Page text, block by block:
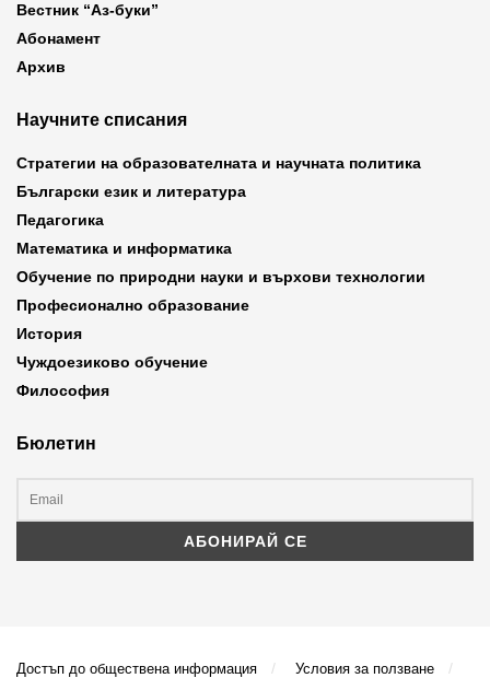
Вестник “Аз-буки”
Абонамент
Архив
Научните списания
Стратегии на образователната и научната политика
Български език и литература
Педагогика
Математика и информатика
Обучение по природни науки и върхови технологии
Професионално образование
История
Чуждоезиково обучение
Философия
Бюлетин
Достъп до обществена информация Условия за ползване